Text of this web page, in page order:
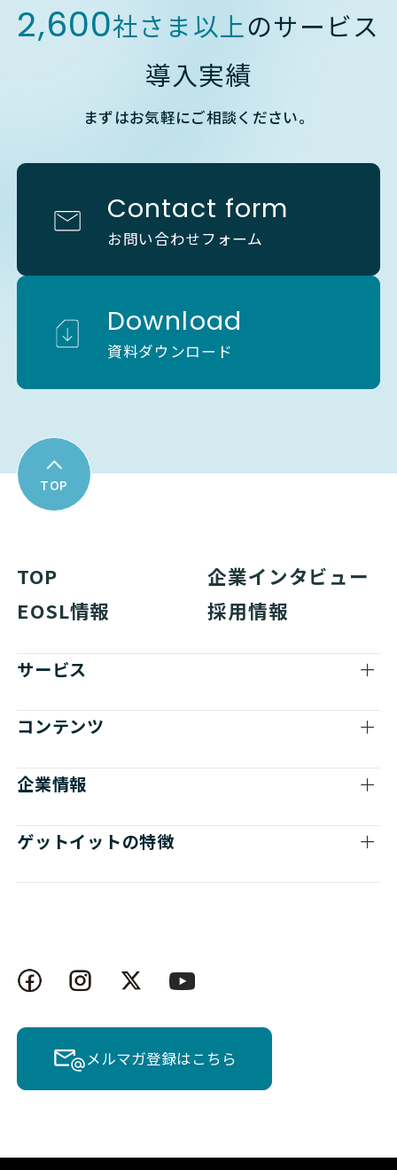
2,600社さま以上のサービス
導入実績
まずはお気軽にご相談ください。
Contact form
お問い合わせフォーム
Download
資料ダウンロード
TOP
TOP
企業インタビュー
EOSL情報
採用情報
サービス
コンテンツ
企業情報
ゲットイットの特徴
メルマガ登録はこちら